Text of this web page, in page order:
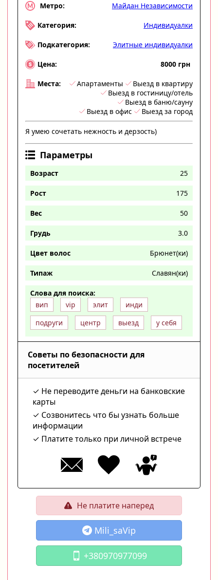
Метро: Майдан Независимости
Категория: Индивидуалки
Подкатегория: Элитные индивидуалки
Цена: 8000 грн
Места: Апартаменты
Выезд в квартиру
Выезд в гостиницу/отель
Выезд в баню/сауну
Выезд в офис
Выезд за город
Я умею сочетать нежность и дерзость)
Параметры
Возраст 25
Рост 175
Вес 50
Грудь 3.0
Цвет волос Брюнет(ки)
Типаж Славян(ки)
Слова для поиска:
вип
vip элит
инди
подруги
центр выезд у себя
Советы по безопасности для
посетителей
Не переводите деньги на банковские
карты
Созвонитесь что бы узнать больше
информации
Платите только при личной встрече
Не платите наперед
Mili_saVip
+380970977099